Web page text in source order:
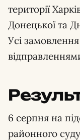
території
Донецької та
Усі
6 серпня на
районного